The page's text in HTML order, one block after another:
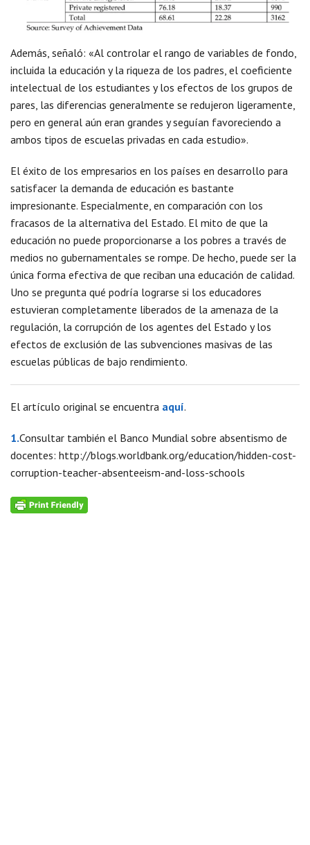
Además, señaló: «Al controlar el rango de variables de fondo,
incluida la educación y la riqueza de los padres, el coeficiente
intelectual de los estudiantes y los efectos de los grupos de
pares, las diferencias generalmente se redujeron ligeramente,
pero en general aún eran grandes y seguían favoreciendo a
ambos tipos de escuelas privadas en cada estudio».
El éxito de los empresarios en los países en desarrollo para
satisfacer la demanda de educación es bastante
impresionante. Especialmente, en comparación con los
fracasos de la alternativa del Estado. El mito de que la
educación no puede proporcionarse a los pobres a través de
medios no gubernamentales se rompe. De hecho, puede ser la
única forma efectiva de que reciban una educación de calidad.
Uno se pregunta qué podría lograrse si los educadores
estuvieran completamente liberados de la amenaza de la
regulación, la corrupción de los agentes del Estado y los
efectos de exclusión de las subvenciones masivas de las
escuelas públicas de bajo rendimiento.
El artículo original se encuentra aquí.
1.Consultar también el Banco Mundial sobre absentismo de
docentes: http://blogs.worldbank.org/education/hidden-cost-
corruption-teacher-absenteeism-and-loss-schools